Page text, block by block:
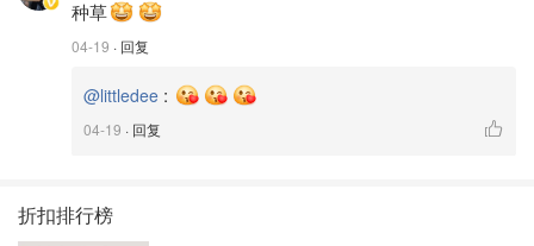
种草
04-19 · 回复
@littledee :
04-19 · 回复
折扣排行榜